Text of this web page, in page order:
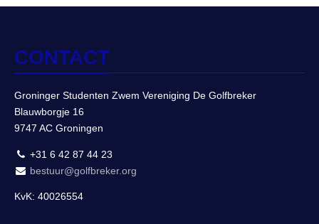
CONTACT
Groninger Studenten Zwem Vereniging De Golfbreker
Blauwborgje 16
9747 AC Groningen
+31 6 42 87 44 23
bestuur@golfbreker.org
KvK: 40026554